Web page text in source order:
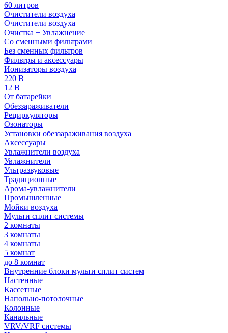
60 литров
Очистители воздуха
Очистители воздуха
Очистка + Увлажнение
Cо сменными фильтрами
Без сменных фильтров
Фильтры и аксессуары
Ионизаторы воздуха
220 В
12 В
От батарейки
Обеззараживатели
Рециркуляторы
Озонаторы
Установки обеззараживания воздуха
Аксессуары
Увлажнители воздуха
Увлажнители
Ультразвуковые
Традиционные
Арома-увлажнители
Промышленные
Мойки воздуха
Мульти сплит системы
2 комнаты
3 комнаты
4 комнаты
5 комнат
до 8 комнат
Внутренние блоки мульти сплит систем
Настенные
Кассетные
Напольно-потолочные
Колонные
Канальные
VRV/VRF системы